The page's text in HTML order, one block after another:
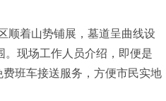
顺着山势铺展，墓道呈曲线设
现场工作人员介绍，即便是
班车接送服务，方便市民实地